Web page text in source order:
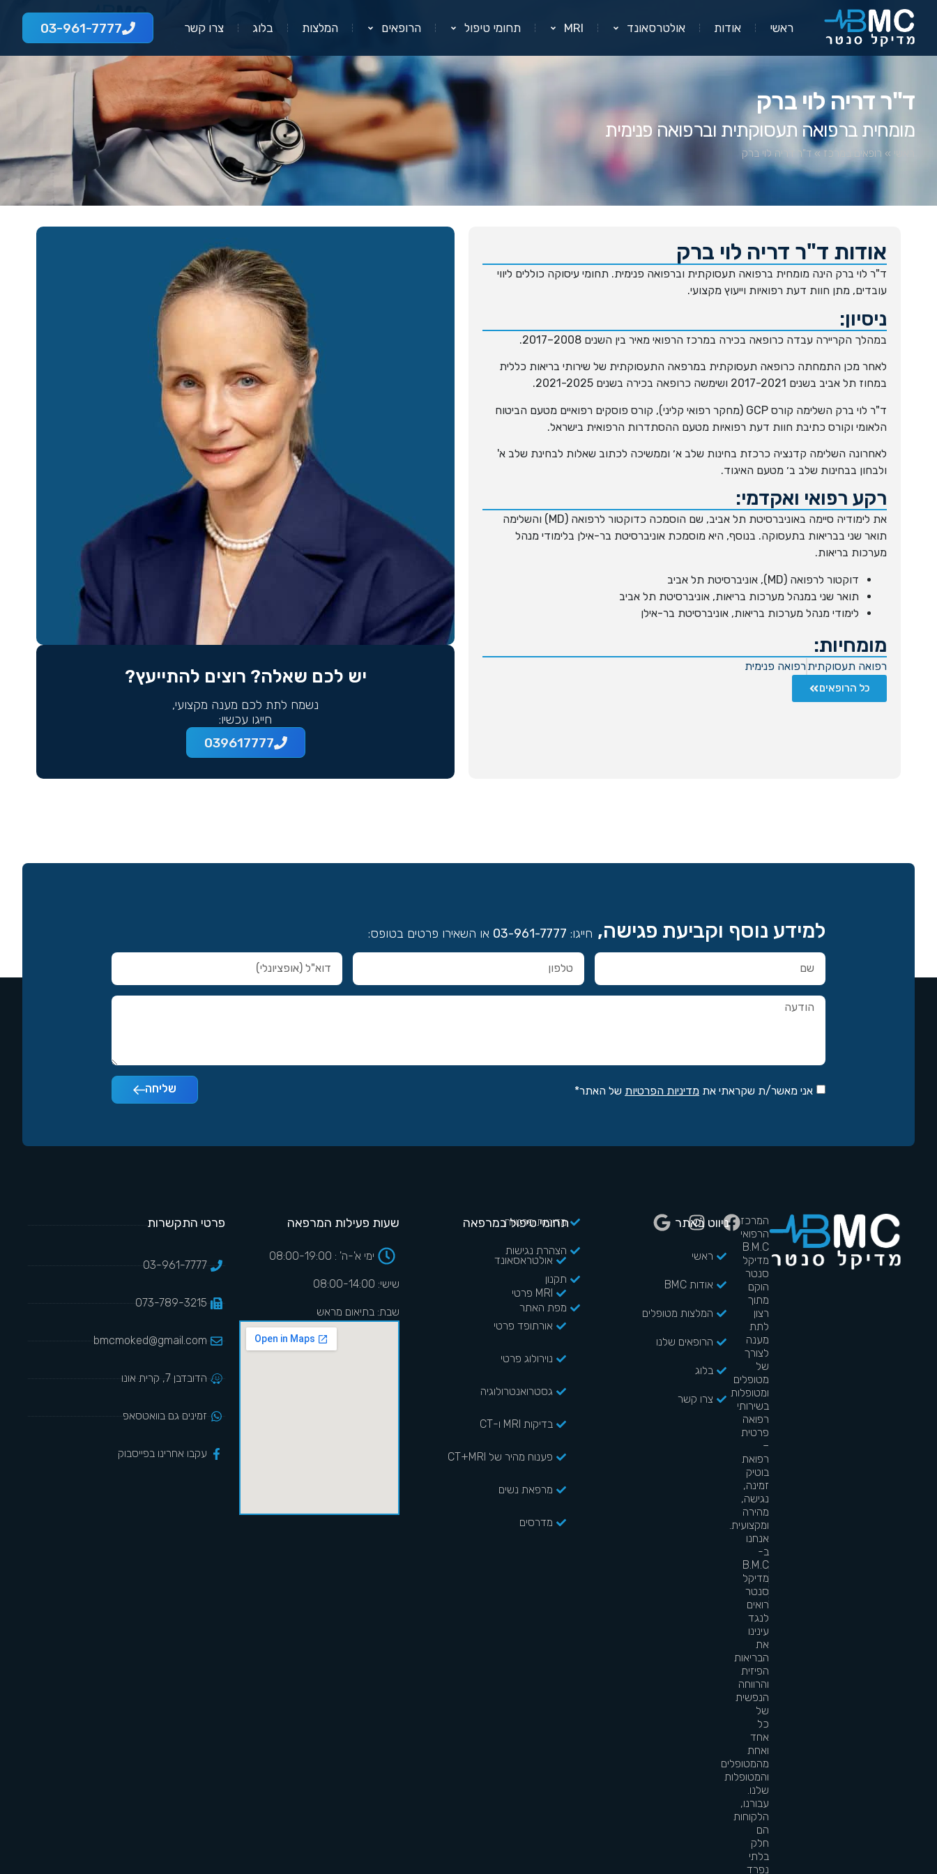
ראשי אודות אולטרסאונד MRI תחומי טיפול הרופאים המלצות בלוג צרו קשר 03-961-7777
ד"ר דריה לוי ברק
מומחית ברפואה תעסוקתית וברפואה פנימית
ראשי » רופאים במרכז» ד"ר דריה לוי ברק
אודות ד"ר דריה לוי ברק
ד"ר לוי ברק הינה מומחית ברפואה תעסוקתית וברפואה פנימית. תחומי עיסוקה כוללים ליווי
עובדים, מתן חוות דעת רפואיות וייעוץ מקצועי.
ניסיון:
במהלך הקריירה עבדה כרופאה בכירה במרכז הרפואי מאיר בין השנים 2008–2017.
לאחר מכן התמחתה כרופאה תעסוקתית במרפאה התעסוקתית של שירותי בריאות כללית
במחוז תל אביב בשנים 2017-2021 ושימשה כרופאה בכירה בשנים 2021-2025.
ד"ר לוי ברק השלימה קורס GCP (מחקר רפואי קליני), קורס פוסקים רפואיים מטעם הביטוח
הלאומי וקורס כתיבת חוות דעת רפואיות מטעם ההסתדרות הרפואית בישראל.
לאחרונה השלימה קדנציה כרכזת בחינות שלב א׳ וממשיכה לכתוב שאלות לבחינת שלב א'
ולבחון בבחינות שלב ב׳ מטעם האיגוד.
רקע רפואי ואקדמי:
את לימודיה סיימה באוניברסיטת תל אביב, שם הוסמכה כדוקטור לרפואה (MD) והשלימה
תואר שני בבריאות בתעסוקה. בנוסף, היא מוסמכת אוניברסיטת בר-אילן בלימודי מנהל
מערכות בריאות.
דוקטור לרפואה (MD), אוניברסיטת תל אביב
תואר שני במנהל מערכות בריאות, אוניברסיטת תל אביב
לימודי מנהל מערכות בריאות, אוניברסיטת בר-אילן
מומחיות:
רפואה תעסוקתיתרפואה פנימית
כל הרופאים
יש לכם שאלה? רוצים להתייעץ?
נשמח לתת לכם מענה מקצועי,
חייגו עכשיו:
039617777
למידע נוסף וקביעת פגישה, חייגו: 03-961-7777 או השאירו פרטים בטופס:
אני מאשר/ת שקראתי את מדיניות הפרטיות של האתר* שליחה
המרכז
הרפואי
B.M.C
מדיקל
סנטר
הוקם
מתוך
רצון
לתת
מענה
לצורך
של
מטופלים
ומטופלות
בשירותי
רפואה
פרטית
–
רפואת
בוטיק
זמינה,
נגישה,
מהירה
ומקצועית.
אנחנו
ב-
B.M.C
מדיקל
סנטר
רואים
לנגד
עינינו
את
הבריאות
הפיזית
והרווחה
הנפשית
של
כל
אחד
ואחת
מהמטופלים
והמטופלות
שלנו.
עבורנו,
הלקוחות
הם
חלק
בלתי
נפרד
ניווט באתר
ראשי
אודות BMC
המלצות מטופלים
הרופאים שלנו
בלוג
צרו קשר
מדיניות פרטיות
הצהרת נגישות
תקנון
מפת האתר
תחומי טיפול במרפאה
אולטראסאונד
MRI פרטי
אורתופד פרטי
נוירולוג פרטי
גסטרואנטרולוגיה
בדיקות MRI ו-CT
פענוח מהיר של CT+MRI
מרפאת נשים
מדרסים
שעות פעילות המרפאה
ימי א'-ה' : 08:00-19:00
שישי: 08:00-14:00
שבת: בתיאום מראש
פרטי התקשרות
03-961-7777
073-789-3215
bmcmoked@gmail.com
הדובדבן 7, קרית אונו
זמינים גם בוואטסאפ
עקבו אחרינו בפייסבוק